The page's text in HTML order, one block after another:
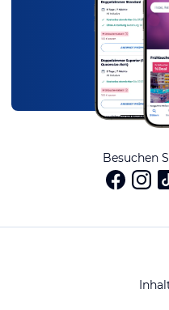
Besuchen